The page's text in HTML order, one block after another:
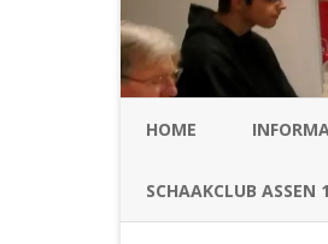
HOME
PRIVACY
SCHAAKCLUB ASSEN